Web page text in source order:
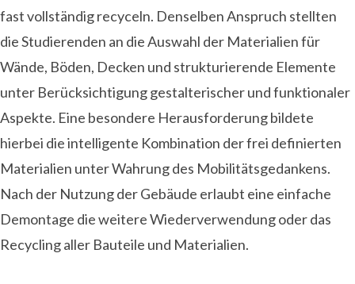
fast vollständig recyceln. Denselben Anspruch stellten
die Studierenden an die Auswahl der Materialien für
Wände, Böden, Decken und strukturierende Elemente
unter Berücksichtigung gestalterischer und funktionaler
Aspekte. Eine besondere Herausforderung bildete
hierbei die intelligente Kombination der frei definierten
Materialien unter Wahrung des Mobilitätsgedankens.
Nach der Nutzung der Gebäude erlaubt eine einfache
Demontage die weitere Wiederverwendung oder das
Recycling aller Bauteile und Materialien.